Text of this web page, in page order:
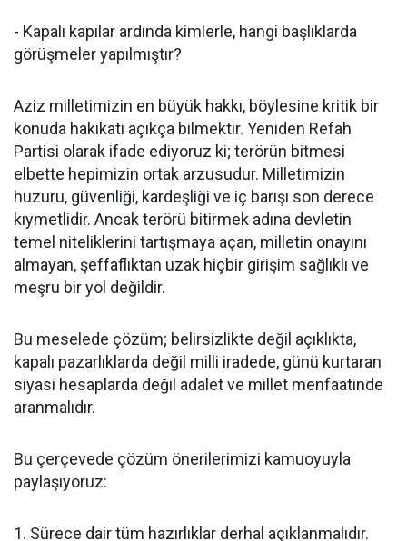
- Kapalı kapılar ardında kimlerle, hangi başlıklarda
görüşmeler yapılmıştır?
Aziz milletimizin en büyük hakkı, böylesine kritik bir
konuda hakikati açıkça bilmektir. Yeniden Refah
Partisi olarak ifade ediyoruz ki; terörün bitmesi
elbette hepimizin ortak arzusudur. Milletimizin
huzuru, güvenliği, kardeşliği ve iç barışı son derece
kıymetlidir. Ancak terörü bitirmek adına devletin
temel niteliklerini tartışmaya açan, milletin onayını
almayan, şeffaflıktan uzak hiçbir girişim sağlıklı ve
meşru bir yol değildir.
Bu meselede çözüm; belirsizlikte değil açıklıkta,
kapalı pazarlıklarda değil milli iradede, günü kurtaran
siyasi hesaplarda değil adalet ve millet menfaatinde
aranmalıdır.
Bu çerçevede çözüm önerilerimizi kamuoyuyla
paylaşıyoruz:
1. Sürece dair tüm hazırlıklar derhal açıklanmalıdır.